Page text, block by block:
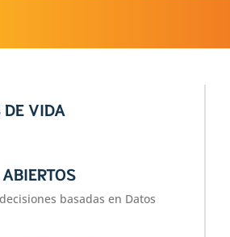
DE VIDA
basadas en Datos